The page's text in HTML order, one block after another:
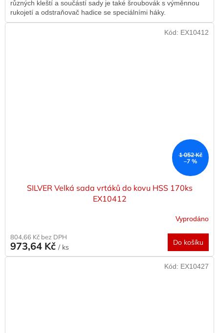
různých kleští a součástí sady je také šroubovák s výměnnou
rukojetí a odstraňovač hadice se speciálními háky.
1 052 Kč
–7 %
SILVER Velká sada vrtáků do kovu HSS 170ks
EX10412
Vyprodáno
804,66 Kč bez DPH
973,64 Kč / ks
Do košíku
Kód: EX10412
Kód: EX10427